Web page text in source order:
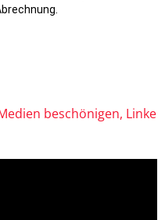
beschönigen, Linke